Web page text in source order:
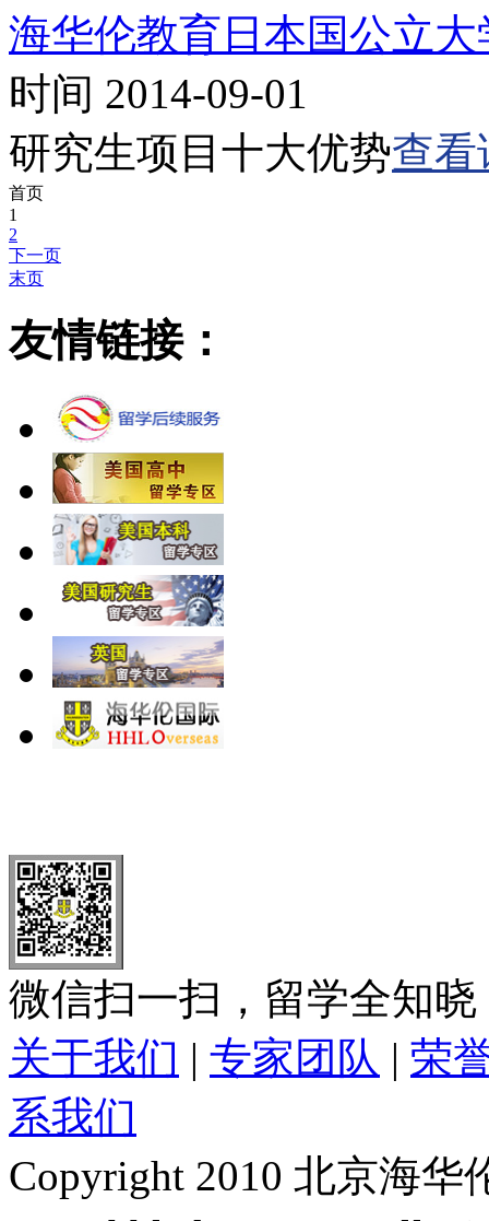
海华伦教育日本国公立
时间 2014-09-01
研究生项目十大优势查看
首页
1
2
下一页
末页
友情链接：
微信扫一扫，留学全知晓
关于我们 | 专家团队 | 荣
系我们
Copyright 2010 北京海